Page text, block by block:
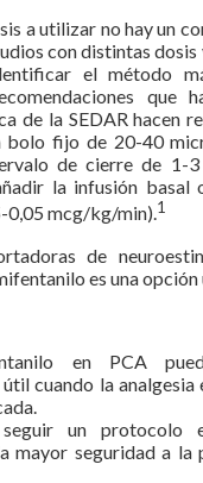
a utilizar no hay un
con distintas
el método
que
de la SEDAR hacen
bolo fijo de 20-40
de cierre de 1-3
la infusión basal
0,05 mcg/kg/min).1
de
es una opción
en PCA
cuando la analgesia
un protocolo
mayor seguridad a la